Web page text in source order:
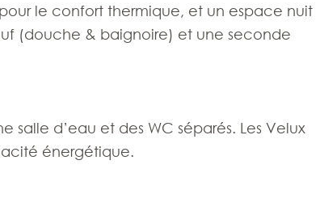
le confort thermique, et un espace nuit
(douche & baignoire) et une seconde
salle d’eau et des WC séparés. Les Velux
énergétique.